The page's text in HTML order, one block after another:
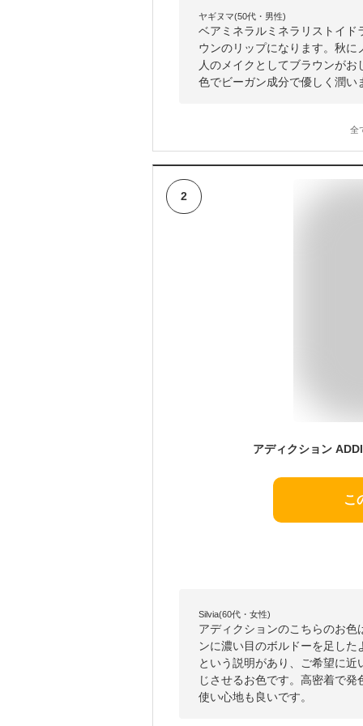
ヤギヌマ(50代・男性)
ベアミネラルミネラリストイ
ウンのリップになります。秋
人のメイクとしてブラウンが
色でビーガン成分で優しく潤い
全
2
こ
Silvia(60代・女性)
アディクションのこちらのお
ンに濃い目のボルドーを足し
という説明があり、ご希望に
じさせるお色です。高密着で
使い心地も良いです。